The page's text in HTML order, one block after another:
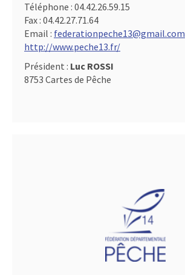
Téléphone : 04.42.26.59.15
Fax : 04.42.27.71.64
Email : federationpeche13@gmail.com
http://www.peche13.fr/
Président : Luc ROSSI
8753 Cartes de Pêche